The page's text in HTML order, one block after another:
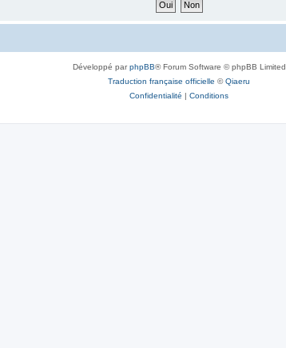
Développé parphpBB® Forum Software © phpBB Limited
Traduction française officielle ©Qiaeru
Confidentialité | Conditions